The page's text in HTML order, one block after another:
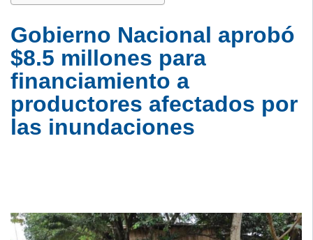
Gobierno Nacional aprobó
$8.5 millones para
financiamiento a
productores afectados por
las inundaciones